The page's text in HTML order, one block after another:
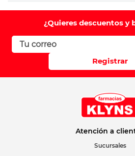
Comentario
Califique el producto de 1 a
Correo electrónico
¿Quieres descuentos y
Registrar
Atención a
Sucursales